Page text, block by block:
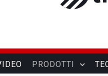
PRODOTTI